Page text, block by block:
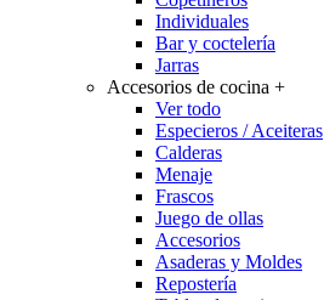
Individuales
Bar y coctelería
Jarras
Accesorios de cocina +
Ver todo
Especieros / Aceiteras
Calderas
Menaje
Frascos
Juego de ollas
Accesorios
Asaderas y Moldes
Repostería